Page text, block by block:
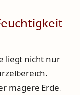
liegt nicht nur
magere Erde.